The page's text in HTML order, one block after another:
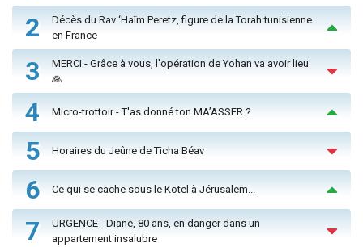
2
Décès du Rav ‘Haïm Peretz, figure de la Torah tunisienne
en France
3
MERCI - Grâce à vous, l'opération de Yohan va avoir lieu
🙏
4 Micro-trottoir - T'as donné ton MA’ASSER ?
5 Horaires du Jeûne de Ticha Béav
6 Ce qui se cache sous le Kotel à Jérusalem...
7
URGENCE - Diane, 80 ans, en danger dans un
appartement insalubre